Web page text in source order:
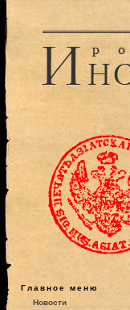
Главное меню
Новости